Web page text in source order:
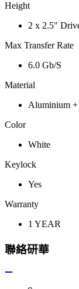
Height
2 x 2.5"
Max Transfer Rate
6.0 Gb/S
Material
Aluminium +
Color
White
Keylock
Yes
Warranty
1 YEAR
聯絡研華